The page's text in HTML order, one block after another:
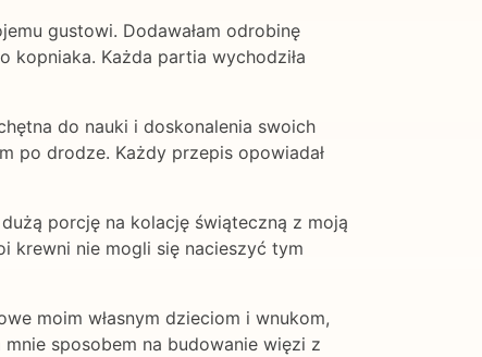
gustowi. Dodawałam odrobinę
kopniaka. Każda partia wychodziła
do nauki i doskonalenia swoich
po drodze. Każdy przepis opowiadał
porcję na kolację świąteczną z moją
krewni nie mogli się nacieszyć tym
moim własnym dzieciom i wnukom,
sposobem na budowanie więzi z